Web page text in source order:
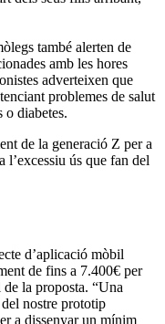
també alerten de
amb les hores
adverteixen que
problemes de salut
o diabetes.
de la generació Z per a
l’excessiu ús que fan del
d’aplicació mòbil
de fins a 7.400€ per
la proposta. “Una
nostre prototip
a dissenyar un mínim